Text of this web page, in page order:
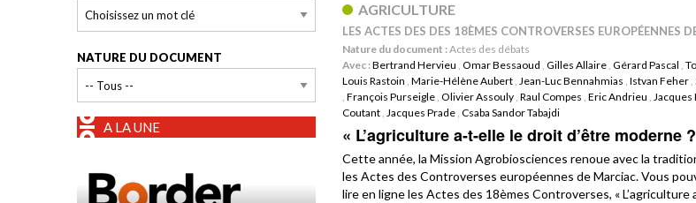
AGRICULTURE
LES ACTES DES DES 18ÈMES CONTROVERSES EUROPÉENNES
Nature du document :Actes des débats
Avec :Bertrand Hervieu , Omar Bessaoud , Gilles Allaire , Gérard Pascal ,
Louis Rastoin , Marie-Hélène Aubert , Jean-Luc Bennahmias , Istvan Feher ,
, François Purseigle , Olivier Assouly , Raul Compes , Eric Andrieu , Jacques
Coutant , Jacques Prade , Csaba Sandor Tabajdi
« L’agriculture a-t-elle le droit d’être moderne
Cette année, la Mission Agrobiosciences renoue avec la
les Actes des Controverses européennes de Marciac. Vous
lire en ligne les Actes des 18èmes Controverses, « L’agriculture
NATURE DU DOCUMENT
A LA UNE